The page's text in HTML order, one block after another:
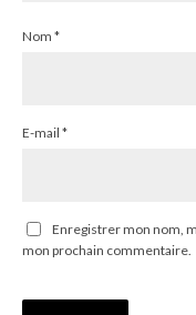
Nom *
E-mail *
Enregistrer mon nom,
mon prochain commentaire.